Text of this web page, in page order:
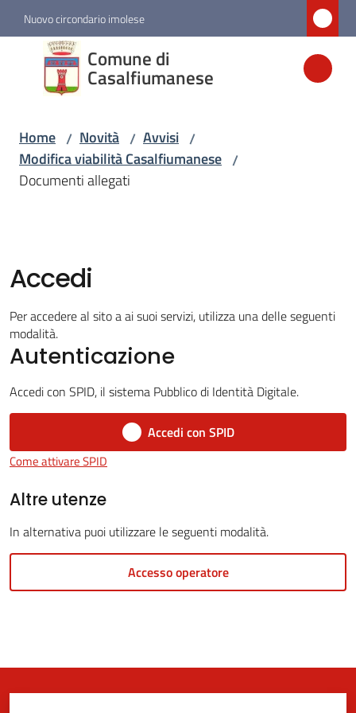
Vai al contenuto
Vai alla navigazione
Vai al footer
Nuovo circondario imolese
Comune di
Casalfiumanese
Comune di
Casalfiumanese
Amministrazione
Casalfiumanese
on-
gli
Home / Novità / Avvisi /
Modifica viabilità Casalfiumanese /
Documenti allegati
Accedi
Per accedere al sito a ai suoi servizi, utilizza una delle seguenti
modalità.
Autenticazione
Accedi con SPID, il sistema Pubblico di Identità Digitale.
Accedi con SPID
Come attivare SPID
Altre utenze
In alternativa puoi utilizzare le seguenti modalità.
Accesso operatore